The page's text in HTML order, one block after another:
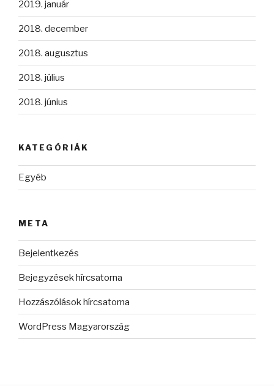
2019. január
2018. december
2018. augusztus
2018. július
2018. június
KATEGÓRIÁK
Egyéb
META
Bejelentkezés
Bejegyzések hírcsatorna
Hozzászólások hírcsatorna
WordPress Magyarország